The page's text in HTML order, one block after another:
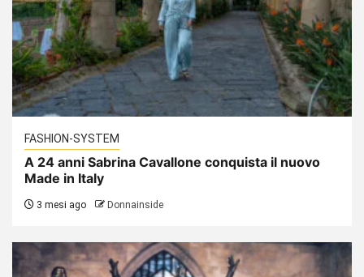
FASHION-SYSTEM
A 24 anni Sabrina Cavallone conquista il nuovo
Made in Italy
3 mesi ago Donnainside